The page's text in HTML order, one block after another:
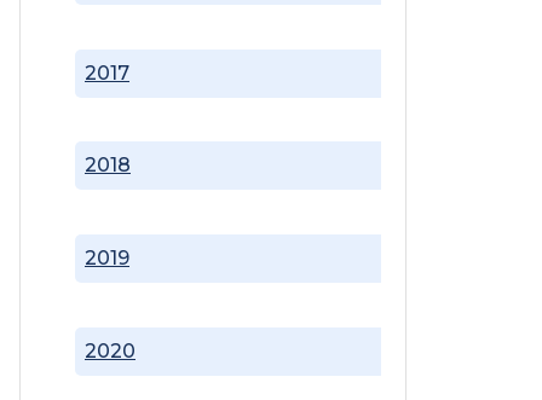
2017
2018
2019
2020